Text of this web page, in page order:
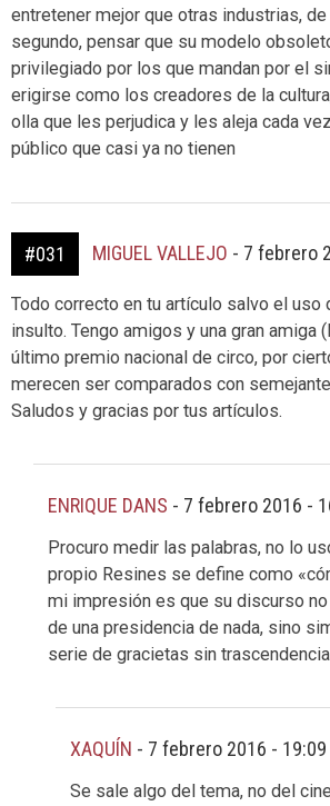
entretener mejor que otras industrias, de
segundo, pensar que su modelo
privilegiado por los que mandan por el
erigirse como los creadores de la
olla que les perjudica y les aleja cada
público que casi ya no tienen
#031 MIGUEL VALLEJO - 7 febrero
Todo correcto en tu artículo salvo el uso
insulto. Tengo amigos y una gran amiga
último premio nacional de circo, por
merecen ser comparados con
Saludos y gracias por tus artículos.
ENRIQUE DANS - 7 febrero 2016 -
Procuro medir las palabras, no lo
propio Resines se define como
mi impresión es que su discurso
de una presidencia de nada, sino
serie de gracietas sin
XAQUÍN - 7 febrero 2016 - 19:09
Se sale algo del tema, no del